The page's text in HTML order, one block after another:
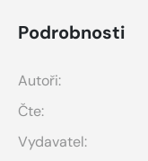
Podrobnosti
Autoři:
Čte:
Vydavatel: